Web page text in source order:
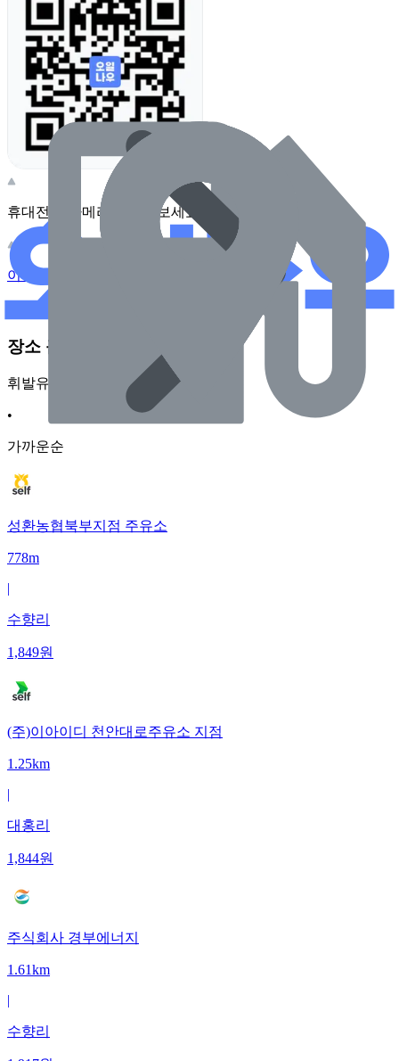
휴대전화 카메라로 찍어보세요
이 주유소의 사장님이신가요?
장소 근처 주유소
휘발유
•
가까운순
성환농협북부지점 주유소
778m
|
수향리
1,849원
(주)이아이디 천안대로주유소 지점
1.25km
|
대홍리
1,844원
주식회사 경부에너지
1.61km
|
수향리